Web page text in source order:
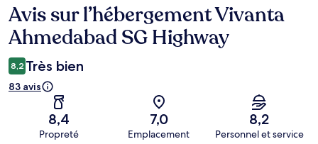
Avis
Avis sur l’hébergement Vivanta
Ahmedabad SG Highway
8,2 Très bien
83 avis
8,4
Propreté
7,0
Emplacement
8,2
Personnel et service